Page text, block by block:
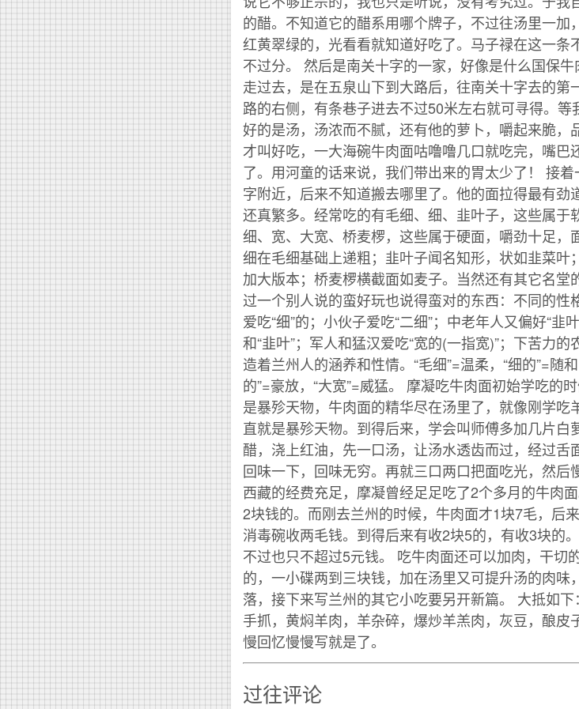
的醋。不知道它的醋系用哪个牌子，不过往汤里一
红黄翠绿的，光看看就知道好吃了。马子禄在这一
不过分。 然后是南关十字的一家，好像是什么国保
走过去，是在五泉山下到大路后，往南关十字去的
路的右侧，有条巷子进去不过50米左右就可寻得。
好的是汤，汤浓而不腻，还有他的萝卜，嚼起来脆
才叫好吃，一大海碗牛肉面咕噜噜几口就吃完，嘴
了。用河童的话来说，我们带出来的胃太少了！ 接
字附近，后来不知道搬去哪里了。他的面拉得最有
还真繁多。经常吃的有毛细、细、韭叶子，这些属
细、宽、大宽、桥麦椤，这些属于硬面，嚼劲十足
细在毛细基础上递粗；韭叶子闻名知形，状如韭菜
加大版本；桥麦椤横截面如麦子。当然还有其它名
过一个别人说的蛮好玩也说得蛮对的东西：不同的
爱吃“细”的；小伙子爱吃“二细”；中老年人又偏好“韭
和“韭叶”；军人和猛汉爱吃“宽的(一指宽)”；下苦力
造着兰州人的涵养和性情。“毛细”=温柔，“细的”=随
的”=豪放，“大宽”=威猛。 摩凝吃牛肉面初始学吃的
是暴殄天物，牛肉面的精华尽在汤里了，就像刚学
直就是暴殄天物。到得后来，学会叫师傅多加几片
醋，浇上红油，先一口汤，让汤水透齿而过，经过
回味一下，回味无穷。再就三口两口把面吃光，然
西藏的经费充足，摩凝曾经足足吃了2个多月的牛肉
2块钱的。而刚去兰州的时候，牛肉面才1块7毛，后
消毒碗收两毛钱。到得后来有收2块5的，有收3块的
不过也只不超过5元钱。 吃牛肉面还可以加肉，干切
的，一小碟两到三块钱，加在汤里又可提升汤的肉
落，接下来写兰州的其它小吃要另开新篇。 大抵如下
手抓，黄焖羊肉，羊杂碎，爆炒羊羔肉，灰豆，酿
慢回忆慢慢写就是了。
过往评论